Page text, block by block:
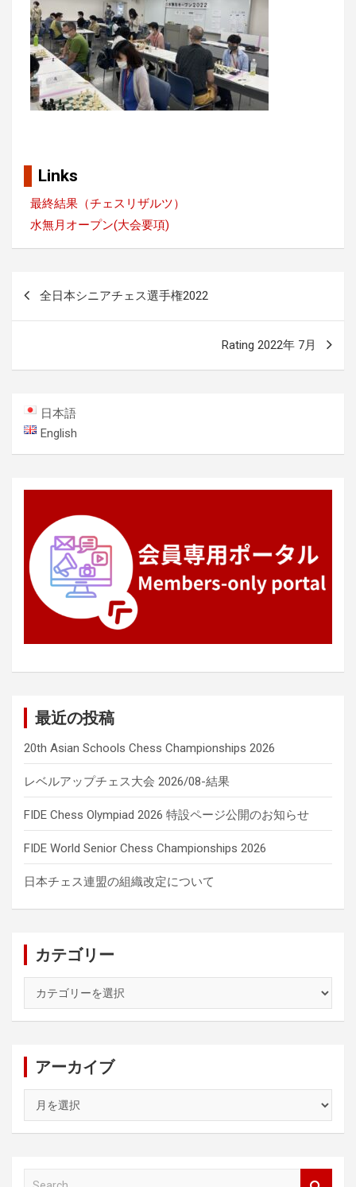
Links
最終結果（チェスリザルツ）
水無月オープン(大会要項)
ー
シ
ョ
ン
全日本シニアチェス選手権2022
Rating 2022年 7月
日本語
English
最近の投稿
20th Asian Schools Chess Championships 2026
レベルアップチェス大会 2026/08-結果
FIDE Chess Olympiad 2026 特設ページ公開のお知らせ
FIDE World Senior Chess Championships 2026
日本チェス連盟の組織改定について
カテゴリー
ゴ
アーカイブ
カ